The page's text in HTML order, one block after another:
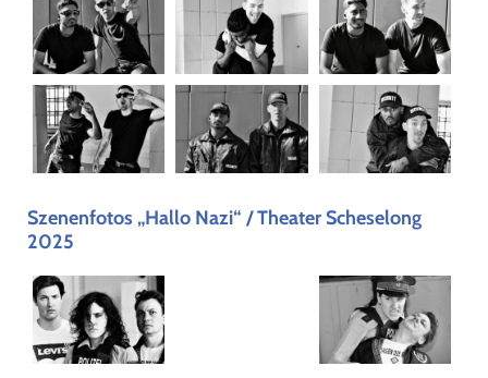
Szenenfotos „Hallo Nazi“ / Theater Scheselong
2025